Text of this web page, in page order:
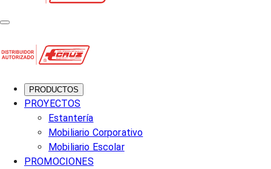
PRODUCTOS
PROYECTOS
Estantería
Mobiliario Corporativo
Mobiliario Escolar
PROMOCIONES